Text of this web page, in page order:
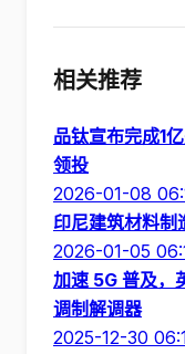
相关推荐
品钛宣布完成1
领投
2026-01-08
印尼建筑材料制
2026-01-05
加速 5G 普及，
调制解调器
2025-12-30